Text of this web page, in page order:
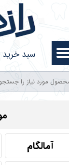
سبد خرید
حساب کاربری من
تغییر گذر واژه
سفارشات
خروج از حساب
آمالگام